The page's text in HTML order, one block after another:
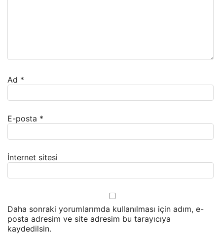
Ad *
E-posta *
İnternet sitesi
Daha sonraki yorumlarımda kullanılması için adım, e-
posta adresim ve site adresim bu tarayıcıya
kaydedilsin.